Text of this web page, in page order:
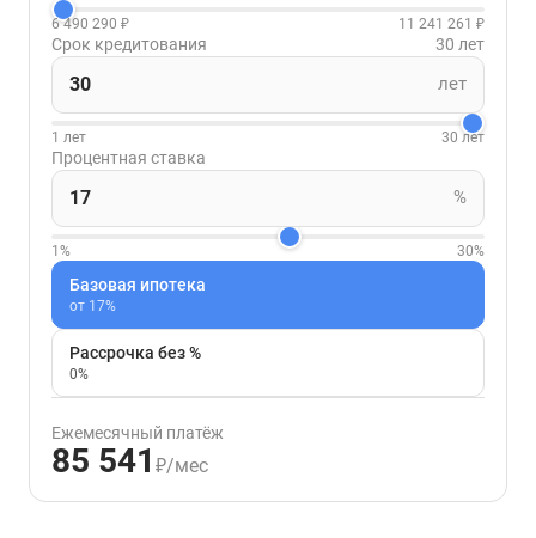
6 490 290 ₽ 11 241 261 ₽
Срок кредитования 30 лет
лет
1 лет 30 лет
Процентная ставка
%
1% 30%
Базовая ипотека
от 17%
Рассрочка без %
0%
Ежемесячный платёж
85 541 ₽/мес